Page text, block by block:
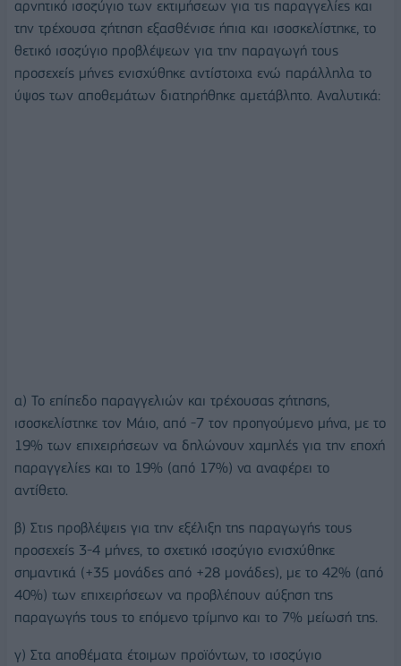
αρνητικό ισοζύγιο των εκτιμήσεων για τις παραγγελίες και
την τρέχουσα ζήτηση εξασθένισε ήπια και ισοσκελίστηκε, το
θετικό ισοζύγιο προβλέψεων για την παραγωγή τους
προσεχείς μήνες ενισχύθηκε αντίστοιχα ενώ παράλληλα το
ύψος των αποθεμάτων διατηρήθηκε αμετάβλητο. Αναλυτικά:
α) Το επίπεδο παραγγελιών και τρέχουσας ζήτησης,
ισοσκελίστηκε τον Μάιο, από -7 τον προηγούμενο μήνα, με το
19% των επιχειρήσεων να δηλώνουν χαμηλές για την εποχή
παραγγελίες και το 19% (από 17%) να αναφέρει το
αντίθετο.
β) Στις προβλέψεις για την εξέλιξη της παραγωγής τους
προσεχείς 3-4 μήνες, το σχετικό ισοζύγιο ενισχύθηκε
σημαντικά (+35 μονάδες από +28 μονάδες), με το 42% (από
40%) των επιχειρήσεων να προβλέπουν αύξηση της
παραγωγής τους το επόμενο τρίμηνο και το 7% μείωσή της.
γ) Στα αποθέματα έτοιμων προϊόντων, το ισοζύγιο